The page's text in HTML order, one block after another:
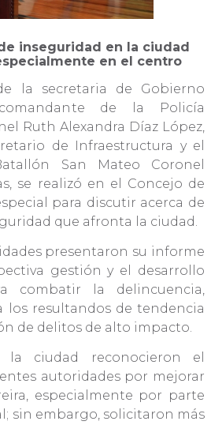
inseguridad en la ciudad
en el centro
la secretaria de Gobierno
de la Policía
Ruth Alexandra Díaz López,
de Infraestructura y el
San Mateo Coronel
se realizó en el Concejo de
para discutir acerca de
que afronta la ciudad.
presentaron su informe
gestión y el desarrollo
combatir la delincuencia,
los resultandos de tendencia
de delitos de alto impacto.
la ciudad reconocieron el
autoridades por mejorar
especialmente por parte
sin embargo, solicitaron más